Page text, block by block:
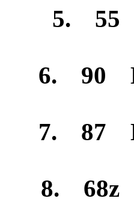
5. 55
6. 90
7. 87
8. 68z